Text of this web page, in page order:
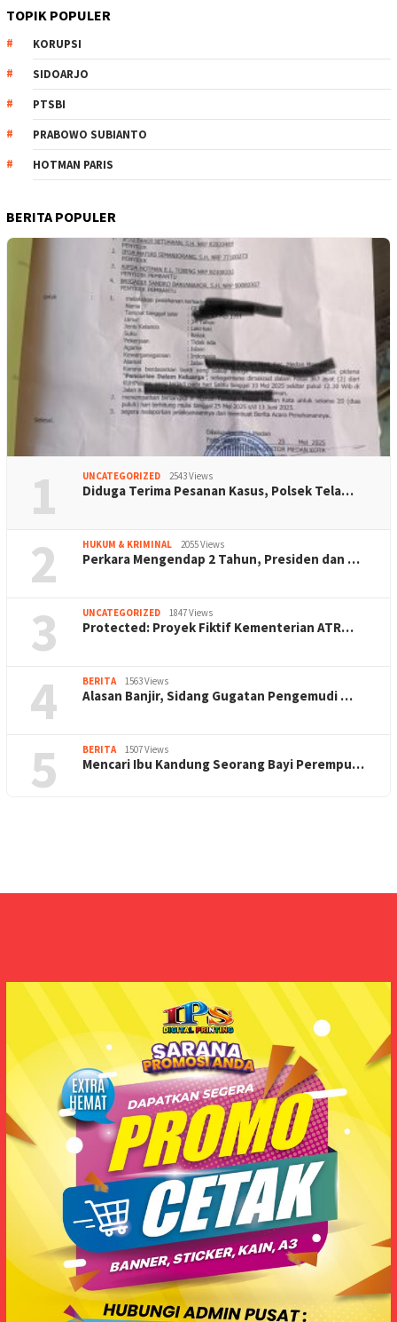
TOPIK POPULER
KORUPSI
SIDOARJO
PTSBI
PRABOWO SUBIANTO
HOTMAN PARIS
BERITA POPULER
1 UNCATEGORIZED 2543 Views
Diduga Terima Pesanan Kasus, Polsek Tela…
2 HUKUM & KRIMINAL 2055 Views
Perkara Mengendap 2 Tahun, Presiden dan …
3 UNCATEGORIZED 1847 Views
Protected: Proyek Fiktif Kementerian ATR…
4 BERITA 1563 Views
Alasan Banjir, Sidang Gugatan Pengemudi …
5 BERITA 1507 Views
Mencari Ibu Kandung Seorang Bayi Perempu…